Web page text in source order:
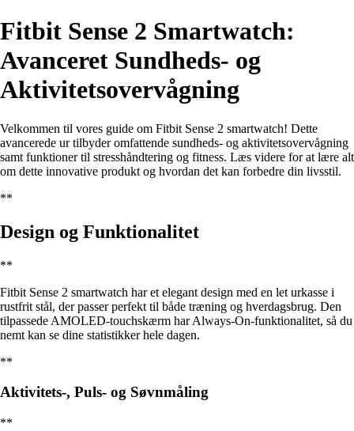
Fitbit Sense 2 Smartwatch:
Avanceret Sundheds- og
Aktivitetsovervågning
Velkommen til vores guide om Fitbit Sense 2 smartwatch! Dette
avancerede ur tilbyder omfattende sundheds- og aktivitetsovervågning
samt funktioner til stresshåndtering og fitness. Læs videre for at lære alt
om dette innovative produkt og hvordan det kan forbedre din livsstil.
**
Design og Funktionalitet
**
Fitbit Sense 2 smartwatch har et elegant design med en let urkasse i
rustfrit stål, der passer perfekt til både træning og hverdagsbrug. Den
tilpassede AMOLED-touchskærm har Always-On-funktionalitet, så du
nemt kan se dine statistikker hele dagen.
**
Aktivitets-, Puls- og Søvnmåling
**